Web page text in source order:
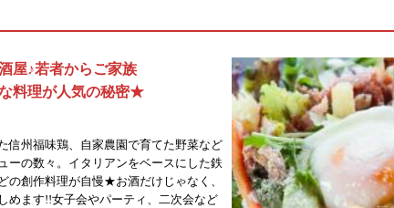
屋♪若者からご家族
料理が人気の秘密★
信州福味鶏、自家農園で育てた野菜など
ーの数々。イタリアンをベースにした鉄
の創作料理が自慢★お酒だけじゃなく、
めます!!女子会やパーティ、二次会など